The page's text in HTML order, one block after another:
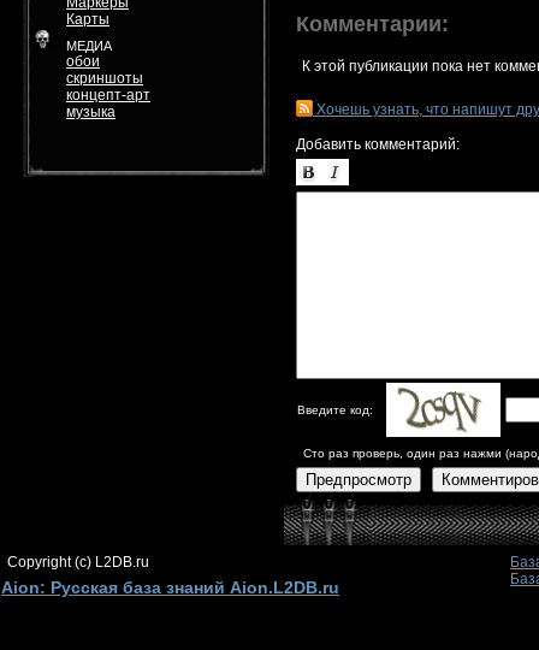
Карты
МЕДИА
обои
скриншоты
концепт-арт
музыка
Комментарии:
К этой публикации пока нет
Хочешь узнать, что напишут
Добавить комментарий:
Введите код:
Сто раз проверь, один раз нажми
Предпросмотр
Copyright (c) L2DB.ru
Aion: Русская база знаний Aion.L2DB.ru